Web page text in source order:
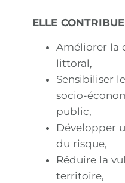
ELLE
Améliorer la
littoral,
Sensibiliser
socio-
public,
Développer
du risque,
Réduire la
territoire,